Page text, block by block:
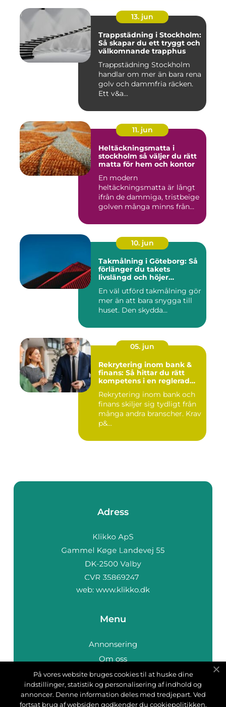
13. jun
Trappstädning i Stockholm:
Så skapar du ett tryggt och
välkomnande trapphus
Trappstädning Stockholm
handlar om mer än bara rena
golv och dammfria räcken.
Ett v&a...
11. jun
Heltäckningsmatta i
stockholm så väljer du rätt
matta för hem och kontor
En modern
heltäckningsmatta är långt
ifrån de dammiga, tristbeige
golven många minns från
10. jun
Takmålning i Göteborg: Så
förlänger du takets
livslängd och höjer
En väl utförd takmålning gör
mer än att bara snygga till
huset. Den skydda...
05. jun
Rekrytering inom bank &
finans: Så hittar du rätt
kompetens i en reglerad
Rekrytering inom bank och
finans skiljer sig tydligt från
många andra branscher. Krav
p&...
Adress
web: www.klikko.dk
Menu
Annonsering
Om oss
Cookies
Kontakta oss
Sitemap
På vores website bruges cookies til at huske dine
indstillinger, statistik og personalisering af indhold og
annoncer. Denne information deles med tredjepart. Ved
fortsat brug af websiden godkender du cookiepolitikken.